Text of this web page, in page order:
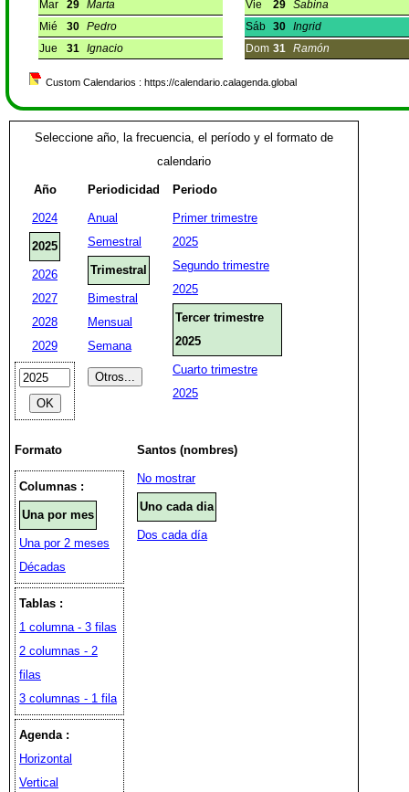
Mar
29 Marta
Mié
30 Pedro
Jue
31 Ignacio
Vie
29 Sabina
Sáb 30 Ingrid
Dom 31 Ramón
Custom Calendarios : https://calendario.calagenda.global
Seleccione año, la frecuencia, el período y el formato de
calendario
Año
2024
2025
2026
2027
2028
2029
Periodicidad
Anual
Semestral
Trimestral
Bimestral
Mensual
Semana
Periodo
Primer trimestre
2025
Segundo trimestre
2025
Tercer trimestre
2025
Cuarto trimestre
2025
Formato
Columnas :
Una por mes
Una por 2 meses
Décadas
Tablas :
1 columna - 3 filas
2 columnas - 2
filas
3 columnas - 1 fila
Agenda :
Horizontal
Vertical
Santos (nombres)
No mostrar
Uno cada dia
Dos cada día